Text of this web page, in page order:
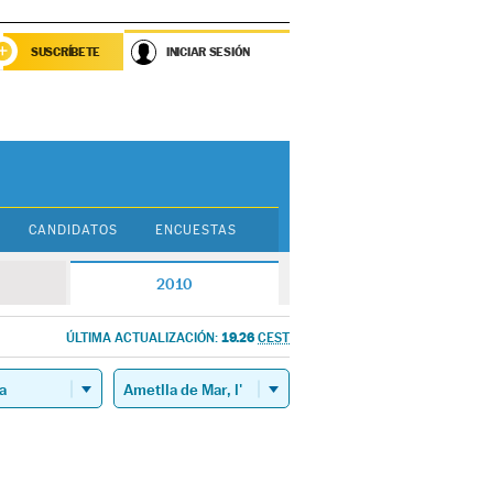
SUSCRÍBETE INICIAR SESIÓN
CANDIDATOS ENCUESTAS
2010
ÚLTIMA ACTUALIZACIÓN: 19.26 CEST